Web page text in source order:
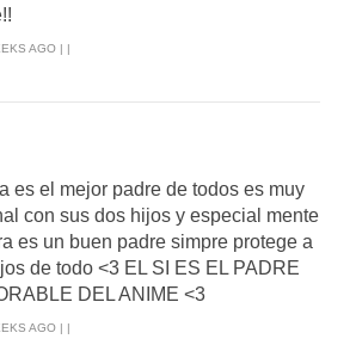
AGO | |
es el mejor padre de todos es muy
con sus dos hijos y especial mente
es un buen padre simpre protege a
de todo <3 EL SI ES EL PADRE
DEL ANIME <3
AGO | |